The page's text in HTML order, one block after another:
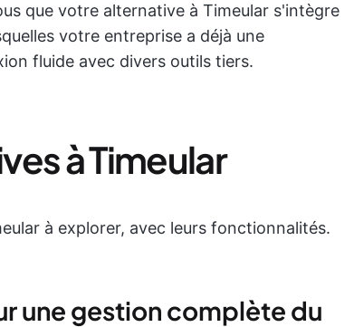
que votre alternative à Timeular s'intègre
votre entreprise a déjà une
fluide avec divers outils tiers.
à Timeular
à explorer, avec leurs fonctionnalités.
une gestion complète du